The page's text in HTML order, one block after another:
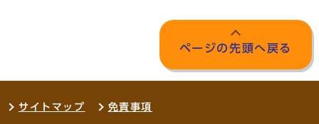
ページの先頭へ戻る
サイトマップ 免責事項